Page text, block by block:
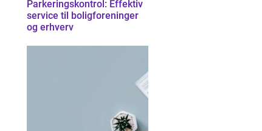
Parkeringskontrol: Effektiv
service til boligforeninger
og erhverv